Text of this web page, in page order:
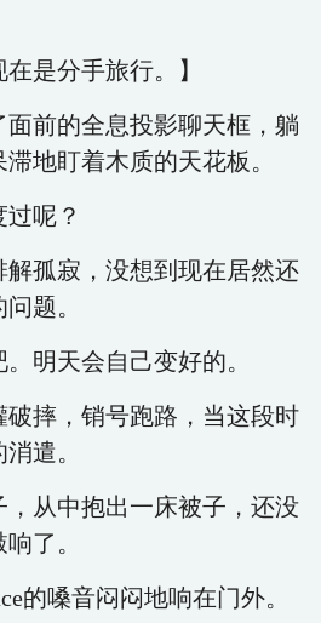
是分手旅行。】
面前的全息投影聊天框，躺
地盯着木质的天花板。
呢？
孤寂，没想到现在居然还
题。
明天会自己变好的。
摔，销号跑路，当这段时
遣。
从中抱出一床被子，还没
了。
的嗓音闷闷地响在门外。